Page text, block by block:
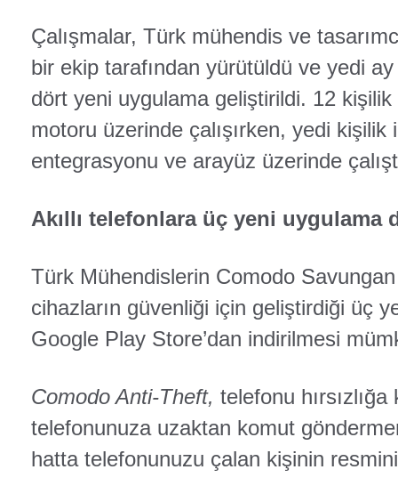
Çalışmalar, Türk mühendis ve
bir ekip tarafından yürütüldü ve yedi
dört yeni uygulama geliştirildi. 12
motoru üzerinde çalışırken, yedi kişilik
entegrasyonu ve arayüz üzerinde
Akıllı telefonlara üç yeni uygulama
Türk Mühendislerin Comodo Savungan
cihazların güvenliği için geliştirdiği üç
Google Play Store’dan indirilmesi
Comodo Anti-Theft, telefonu
telefonunuza uzaktan komut
hatta telefonunuzu çalan kişinin